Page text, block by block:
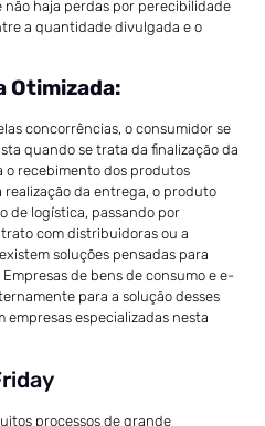
haja perdas por perecibilidade
a quantidade divulgada e o
Otimizada:
concorrências, o consumidor se
quando se trata da finalização da
o recebimento dos produtos
realização da entrega, o produto
de logística, passando por
com distribuidoras ou a
soluções pensadas para
de bens de consumo e e-
para a solução desses
empresas especializadas nesta
processos de grande